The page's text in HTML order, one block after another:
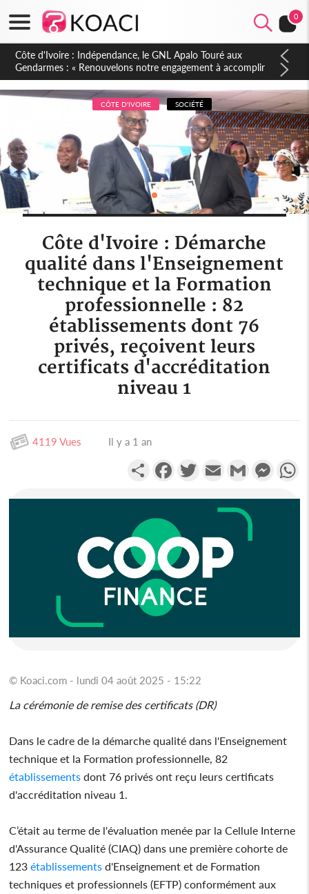
0
Sierra Leone : Un projet de réforme constitutionnelle en
gestation, points clés des amendements, un exclu d'avance
CÔTE D'IVOIRE SOCIÉTÉ
Côte d'Ivoire : Démarche
qualité dans l'Enseignement
technique et la Formation
professionnelle : 82
établissements dont 76
privés, reçoivent leurs
certificats d'accréditation
niveau 1
4119 Vues Il y a 1 an
PartagerFacebookTwitterEmail Gmail
© Koaci.com - lundi 04 août 2025 - 15:22
La cérémonie de remise des certificats (DR)
Dans le cadre de la démarche qualité dans l'Enseignement
technique et la Formation professionnelle, 82
établissements dont 76 privés ont reçu leurs certificats
d'accréditation niveau 1.
C’était au terme de l'évaluation menée par la Cellule Interne
d'Assurance Qualité (CIAQ) dans une première cohorte de
123établissements d'Enseignement et de Formation
techniques et professionnels (EFTP) conformément aux